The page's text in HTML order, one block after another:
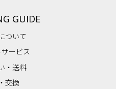
GUIDE
ついて
ービス
・送料
交換